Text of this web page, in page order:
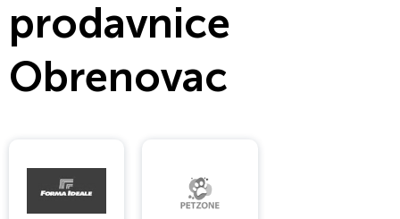
prodavnice
Obrenovac